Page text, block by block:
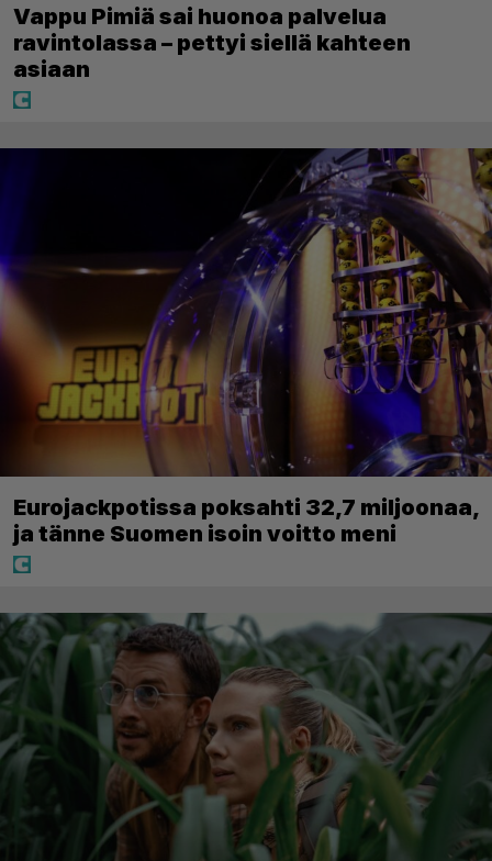
Vappu Pimiä sai huonoa palvelua
ravintolassa – pettyi siellä kahteen
asiaan
Eurojackpotissa poksahti 32,7 miljoonaa,
ja tänne Suomen isoin voitto meni